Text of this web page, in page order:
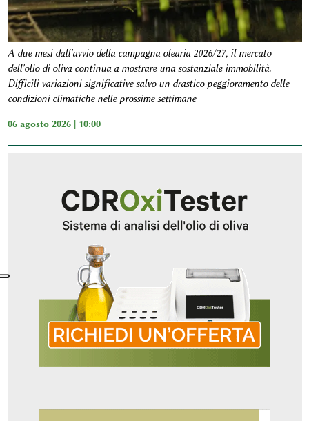
A due mesi dall'avvio della campagna olearia 2026/27, il mercato
dell'olio di oliva continua a mostrare una sostanziale immobilità.
Difficili variazioni significative salvo un drastico peggioramento delle
condizioni climatiche nelle prossime settimane
06 agosto 2026 | 10:00